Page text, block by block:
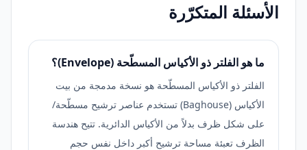
الأسئلة المتكرّرة
ما هو الفلتر ذو الأكياس المسطّحة (Envelope)؟
الفلتر ذو الأكياس المسطّحة هو نسخة مدمجة من بيت
الأكياس (Baghouse) تستخدم عناصر ترشيح مسطّحة/
على شكل ظرف بدلاً من الأكياس الدائرية. تتيح هندسة
الظرف تعبئة مساحة ترشيح أكبر داخل نفس حجم